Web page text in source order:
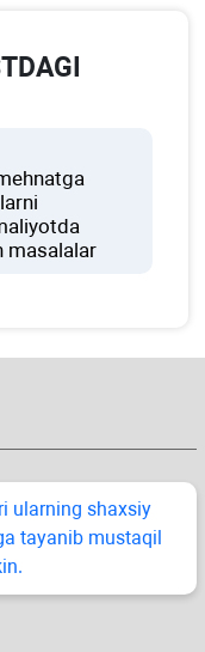
masalalar
ularning shaхsiy
tayanib mustaqil